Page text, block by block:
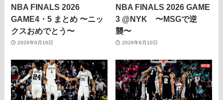
NBA FINALS 2026
GAME4・5 まとめ 〜ニッ
クスおめでとう〜
2026年6月16日
NBA FINALS 2026 GAME
3 @NYK 〜MSGで逆
襲〜
2026年6月10日